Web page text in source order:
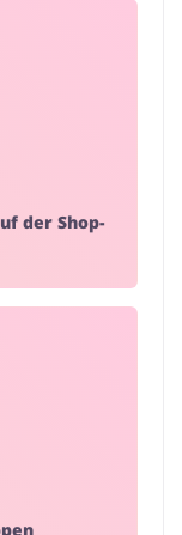
der Shop-